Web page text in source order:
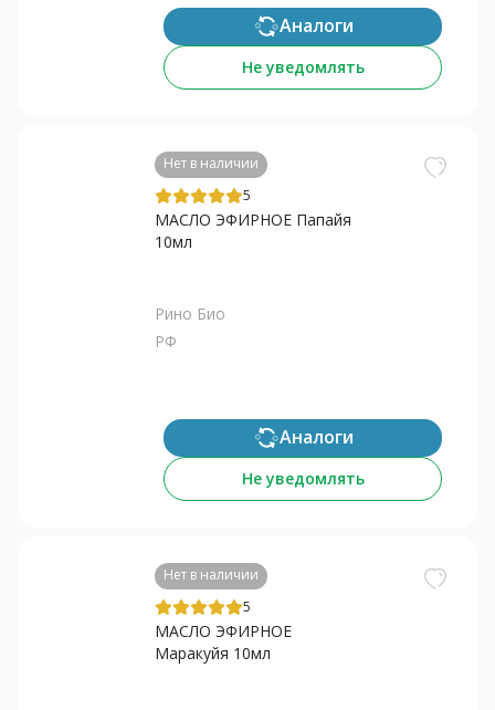
Аналоги
Не уведомлять
Нет в наличии
5
МАСЛО ЭФИРНОЕ Папайя
10мл
Рино Био
РФ
Аналоги
Не уведомлять
Нет в наличии
5
МАСЛО ЭФИРНОЕ
Маракуйя 10мл